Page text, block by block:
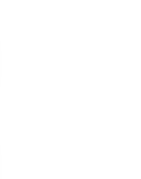
643775352418134/?
643371605791842/?